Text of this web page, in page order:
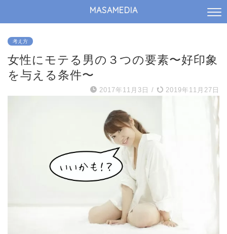
MASAMEDIA
考え方
女性にモテる男の３つの要素〜好印象
を与える条件〜
2017年11月3日 / 2019年11月27日